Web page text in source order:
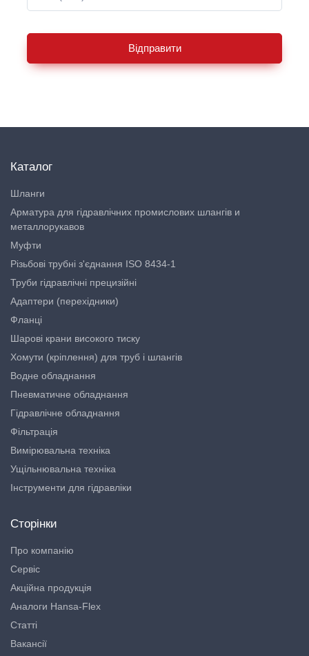
Відправити
Каталог
Шланги
Арматура для гідравлічних промислових шлангів и
металлорукавов
Муфти
Різьбові трубні з'єднання ISO 8434-1
Труби гідравлічні прецизійні
Адаптери (перехідники)
Фланці
Шарові крани високого тиску
Хомути (кріплення) для труб і шлангів
Водне обладнання
Пневматичне обладнання
Гідравлічне обладнання
Фільтрація
Вимірювальна техніка
Ущільнювальна техніка
Інструменти для гідравліки
Сторінки
Про компанію
Сервіс
Акційна продукція
Аналоги Hansa-Flex
Статті
Вакансії